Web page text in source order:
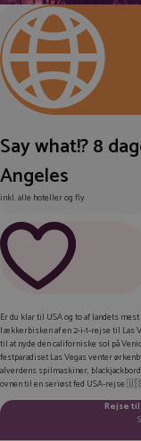
Say what!? 8
Angeles
inkl. alle hoteller og fly
Er du klar til USA og to af landets
lækkerbisken af en 2-i-1-rejse til Las
til at nyde den californiske sol på
festparadiset Las Vegas venter
alverdens spilmaskiner,
ovnen til en seriøst fed USA-rejse
Rejse